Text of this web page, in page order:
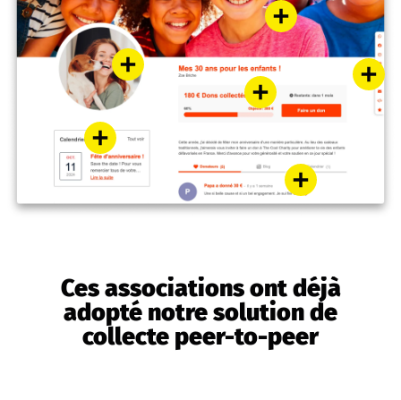
Ces associations ont déjà
adopté notre solution de
collecte peer-to-peer